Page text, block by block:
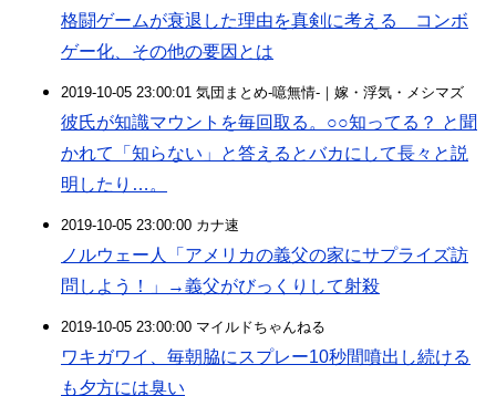
格闘ゲームが衰退した理由を真剣に考える コンボ
ゲー化、その他の要因とは
2019-10-05 23:00:01 気団まとめ-噫無情-｜嫁・浮気・メシマズ
彼氏が知識マウントを毎回取る。○○知ってる？ と聞
かれて「知らない」と答えるとバカにして長々と説
明したり…。
2019-10-05 23:00:00 カナ速
ノルウェー人「アメリカの義父の家にサプライズ訪
問しよう！」→義父がびっくりして射殺
2019-10-05 23:00:00 マイルドちゃんねる
ワキガワイ、毎朝脇にスプレー10秒間噴出し続ける
も夕方には臭い